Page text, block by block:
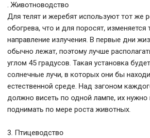
. Животноводство
Для телят и жеребят используют тот же
обогрева, что и для поросят, изменяется
направление излучения. В первые дни
обычно лежат, поэтому лучше
углом 45 градусов. Такая установка
солнечные лучи, в которых они бы
естественной среде. Над загоном
должно висеть по одной лампе, их нужно
поднимать по мере роста животных.
3. Птицеводство